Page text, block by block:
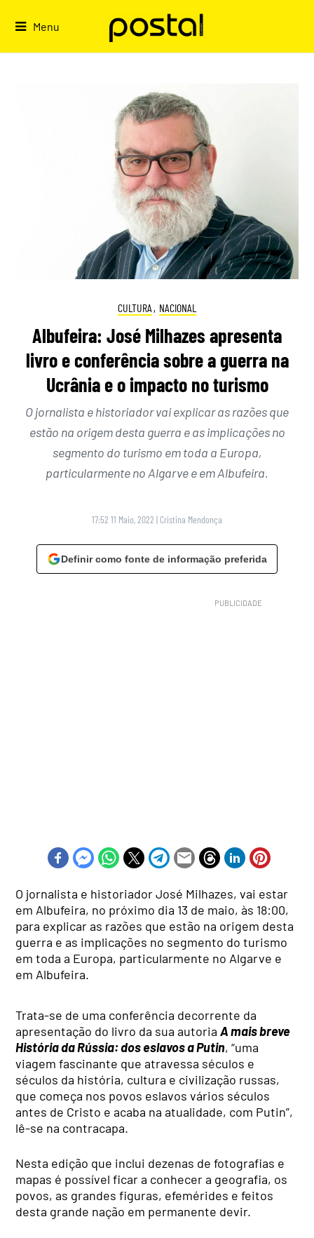
Menu
CULTURA , NACIONAL
Albufeira: José Milhazes apresenta
livro e conferência sobre a guerra na
Ucrânia e o impacto no turismo
O jornalista e historiador vai explicar as razões que
estão na origem desta guerra e as implicações no
segmento do turismo em toda a Europa,
particularmente no Algarve e em Albufeira.
17:52 11 Maio, 2022 | Cristina Mendonça
Definir como fonte de informação preferida
O jornalista e historiador José Milhazes, vai estar
em Albufeira, no próximo dia 13 de maio, às 18:00,
para explicar as razões que estão na origem desta
guerra e as implicações no segmento do turismo
em toda a Europa, particularmente no Algarve e
em Albufeira.
Trata-se de uma conferência decorrente da
apresentação do livro da sua autoriaA mais breve
História da Rússia: dos eslavos a Putin, “uma
viagem fascinante que atravessa séculos e
séculos da história, cultura e civilização russas,
que começa nos povos eslavos vários séculos
antes de Cristo e acaba na atualidade, com Putin”,
lê-se na contracapa.
Nesta edição que inclui dezenas de fotografias e
mapas é possível ficar a conhecer a geografia, os
povos, as grandes figuras, efemérides e feitos
desta grande nação em permanente devir.